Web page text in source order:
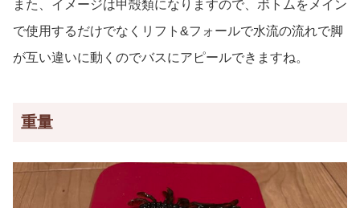
また、イメージは甲殻類になりますので、ボトムをメイン
で使用するだけでなくリフト&フォールで水流の流れで脚
が互い違いに動くのでバスにアピールできますね。
重量